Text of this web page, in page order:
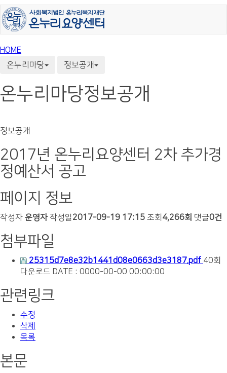
HOME
온누리마당
정보공개
온누리마당정보공개
정보공개
2017년 온누리요양센터 2차 추가경
정예산서 공고
페이지 정보
작성자 운영자 작성일 2017-09-19 17:15 조회 4,266회 댓글0건
첨부파일
25315d7e8e32b1441d08e0663d3e3187.pdf 40회
다운로드 DATE : 0000-00-00 00:00:00
관련링크
수정
삭제
목록
본문